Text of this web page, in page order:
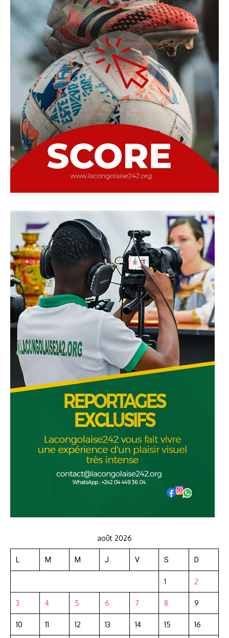
août 2026
L M M J V S D
1 2
3 4 5 6 7 8 9
10 11 12 13 14 15 16